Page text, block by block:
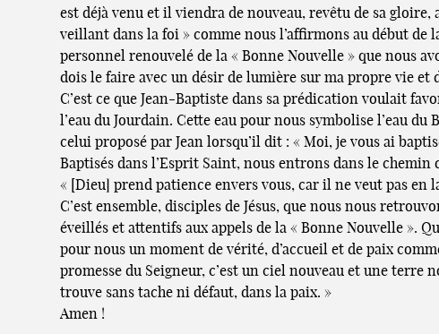
est déjà venu et il viendra de nouveau, revêtu de sa
veillant dans la foi » comme nous l’affirmons au début de
personnel renouvelé de la « Bonne Nouvelle » que nous
dois le faire avec un désir de lumière sur ma propre vie et
C’est ce que Jean-Baptiste dans sa prédication voulait
l’eau du Jourdain. Cette eau pour nous symbolise l’eau
celui proposé par Jean lorsqu’il dit : « Moi, je vous ai
Baptisés dans l’Esprit Saint, nous entrons dans le
« [Dieu] prend patience envers vous, car il ne veut pas
C’est ensemble, disciples de Jésus, que nous nous
éveillés et attentifs aux appels de la « Bonne Nouvelle ».
pour nous un moment de vérité, d’accueil et de paix
promesse du Seigneur, c’est un ciel nouveau et une
trouve sans tache ni défaut, dans la paix. »
Amen !